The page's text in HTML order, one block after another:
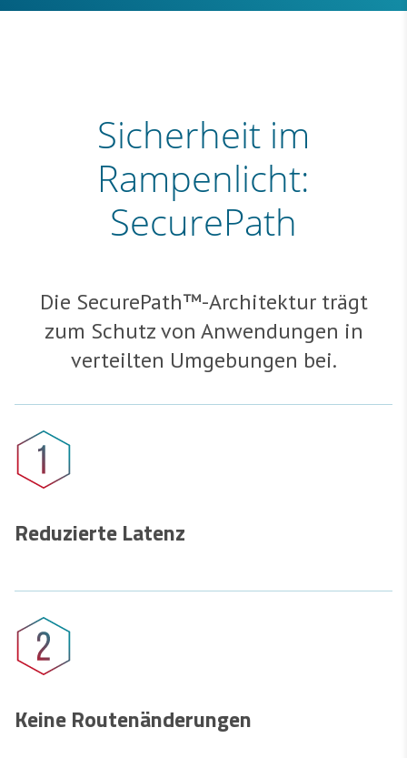
Sicherheit im
Rampenlicht:
SecurePath
Die SecurePath™-Architektur trägt
zum Schutz von Anwendungen in
verteilten Umgebungen bei.
​​​​​​​Reduzierte Latenz
Keine Routenänderungen